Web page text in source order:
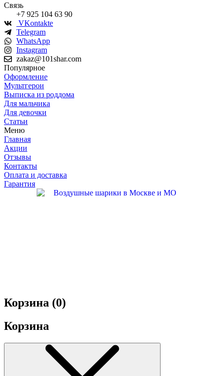
Связь
+7 925 104 63 90
VKontakte
Telegram
WhatsApp
Instagram
zakaz@101shar.com
Популярное
Оформление
Мультгерои
Выписка из роддома
Для мальчика
Для девочки
Статьи
Меню
Главная
Акции
Отзывы
Контакты
Оплата и доставка
Гарантия
Корзина (0)
Корзина